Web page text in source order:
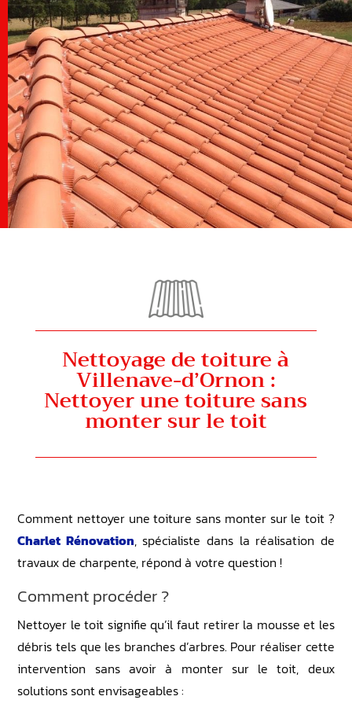
Nettoyage de toiture à
Villenave-d’Ornon :
Nettoyer une toiture sans
monter sur le toit
Comment nettoyer une toiture sans monter sur le toit ?
Charlet Rénovation, spécialiste dans la réalisation de
travaux de charpente, répond à votre question !
Comment procéder ?
Nettoyer le toit signifie qu’il faut retirer la mousse et les
débris tels que les branches d’arbres. Pour réaliser cette
intervention sans avoir à monter sur le toit, deux
solutions sont envisageables :